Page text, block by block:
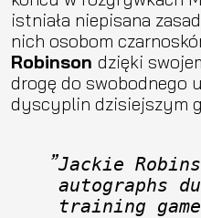
istniała niepisana
nich osobom
Robinson dzięki
drogę do swobodnego
dyscyplin dzisiejszym
Jackie
autographs
training